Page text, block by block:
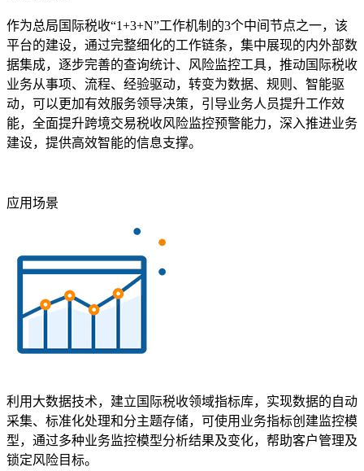
作为总局国际税收“1+3+N”工作机制的3个中间节点之一，该
平台的建设，通过完整细化的工作链条，集中展现的内外部数
据集成，逐步完善的查询统计、风险监控工具，推动国际税收
业务从事项、流程、经验驱动，转变为数据、规则、智能驱
动，可以更加有效服务领导决策，引导业务人员提升工作效
能，全面提升跨境交易税收风险监控预警能力，深入推进业务
建设，提供高效智能的信息支撑。
应用场景
利用大数据技术，建立国际税收领域指标库，实现数据的自动
采集、标准化处理和分主题存储，可使用业务指标创建监控模
型，通过多种业务监控模型分析结果及变化，帮助客户管理及
锁定风险目标。